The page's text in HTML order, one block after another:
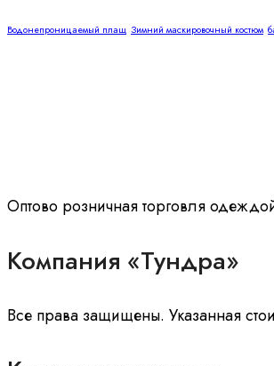
Водонепроницаемый плащ Зимний маскировочный костюм
Оптово розничная торговля
Компания «Тундра»
Все права защищены. Указанная